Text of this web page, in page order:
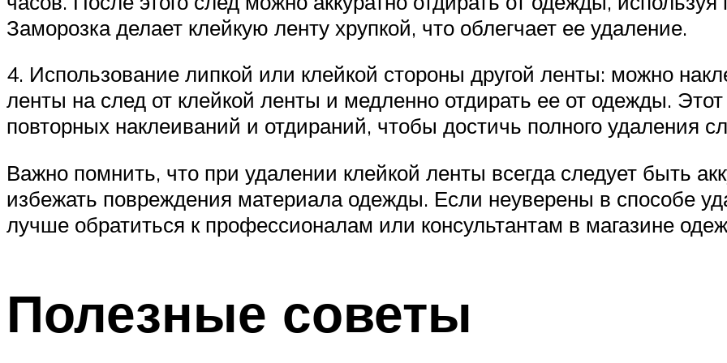
Заморозка делает клейкую ленту хрупкой, что облегчает ее удаление.
4. Использование липкой или клейкой стороны другой ленты: можно
ленты на след от клейкой ленты и медленно отдирать ее от одежды.
повторных наклеиваний и отдираний, чтобы достичь полного удаления
Важно помнить, что при удалении клейкой ленты всегда следует быть
избежать повреждения материала одежды. Если неуверены в способе
лучше обратиться к профессионалам или консультантам в магазине
Полезные советы